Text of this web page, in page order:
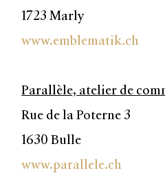
1723 Marly
www.emblematik.ch
Parallèle, atelier de
Rue de la Poterne 3
1630 Bulle
www.parallele.ch